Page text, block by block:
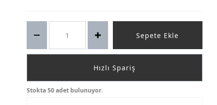
Sepete Ekle
Hızlı Spariş
Stokta 50 adet bulunuyor.